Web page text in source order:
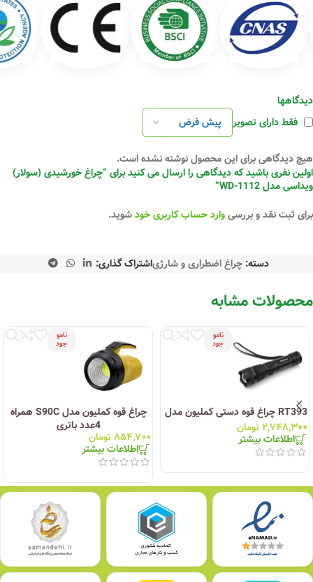
دیدگاهها
فقط دارای تصویر
هیچ دیدگاهی برای این محصول نوشته نشده است.
اولین نفری باشید که دیدگاهی را ارسال می کنید برای “چراغ خورشیدی (سولار)
ویداسی مدل WD-1112”
برای ثبت نقد و بررسیوارد حساب کاربری خودشوید.
دسته: چراغ اضطراری و شارژیاشتراک گذاری:
محصولات مشابه
نامو
جود
RT393 چراغ قوه دستی کملیون مدل
۲,۷۴۸,۳۰۰ تومان
اطلاعات بیشتر
نامو
جود
چراغ قوه کملیون مدل S90C همراه
4عدد باتری
۸۵۴,۷۰۰تومان
اطلاعات بیشتر